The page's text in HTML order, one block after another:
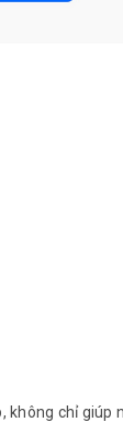
không chỉ giúp